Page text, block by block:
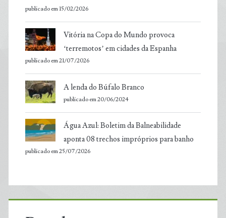
publicado em 15/02/2026
Vitória na Copa do Mundo provoca
‘terremotos’ em cidades da Espanha
publicado em 21/07/2026
A lenda do Búfalo Branco
publicado em 20/06/2024
Água Azul: Boletim da Balneabilidade
aponta 08 trechos impróprios para banho
publicado em 25/07/2026